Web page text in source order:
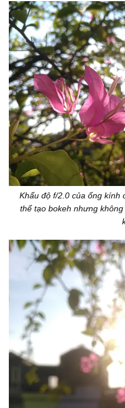
Khẩu độ f/2.0 của ống kính
thể tạo bokeh nhưng